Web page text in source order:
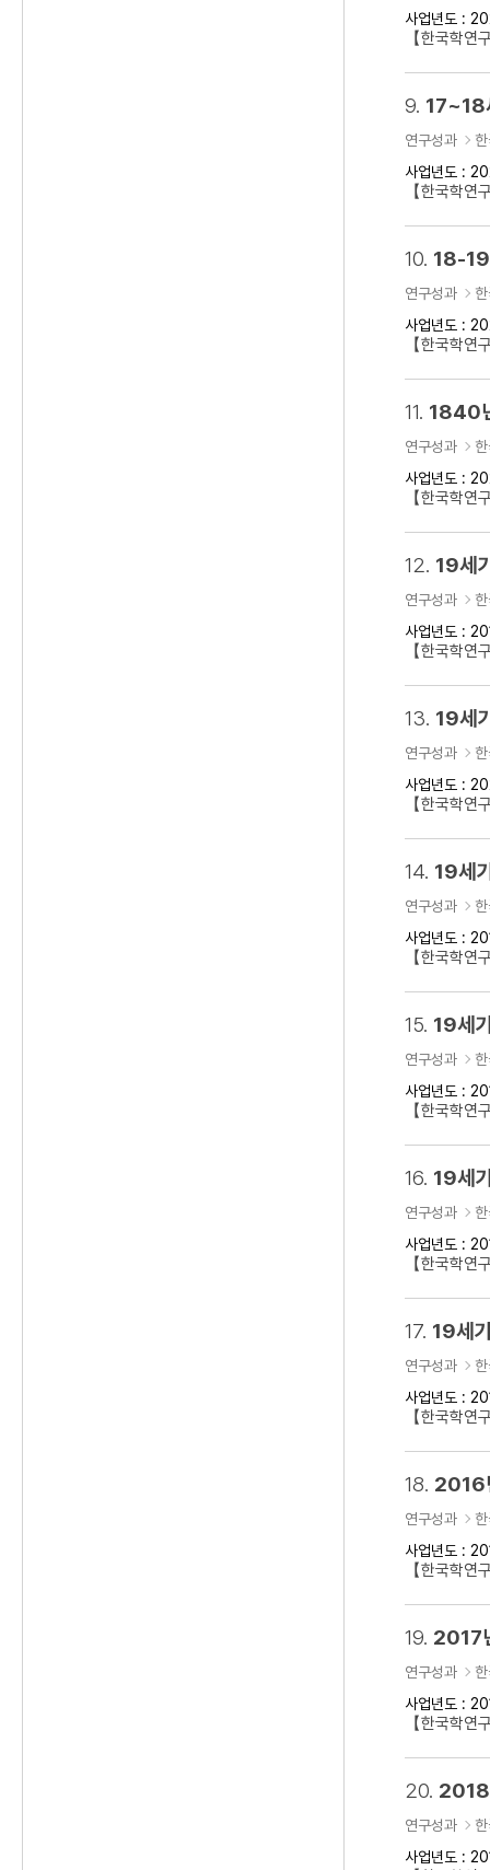
사업년도 :
【한국학
9. 17~18
연구성과
사업년도 :
【한국학
10. 18-19
연구성과
사업년도 :
【한국학
11. 1840
연구성과
사업년도 :
【한국학
12. 19세
연구성과
사업년도 :
【한국학
13. 19세
연구성과
사업년도 :
【한국학
14. 19세
연구성과
사업년도 :
【한국학
15. 19세
연구성과
사업년도 :
【한국학
16. 19세
연구성과
사업년도 :
【한국학
17. 19세
연구성과
사업년도 :
【한국학
18. 2016
연구성과
사업년도 :
【한국학
19. 2017
연구성과
사업년도 :
【한국학
20. 2018
연구성과
사업년도 :